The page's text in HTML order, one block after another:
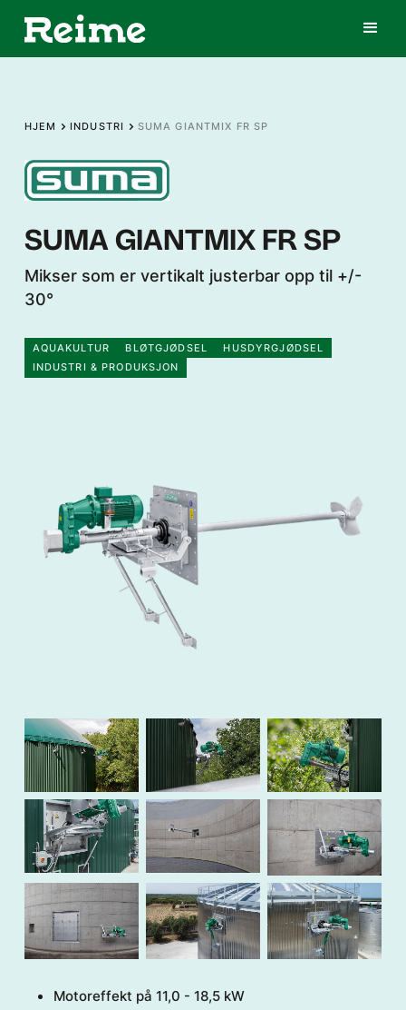
HJEM INDUSTRI SUMA GIANTMIX FR SP
SUMA GIANTMIX FR SP
Mikser som er vertikalt justerbar opp til +/-
30°
AQUAKULTUR BLØTGJØDSEL
HUSDYRGJØDSEL
INDUSTRI & PRODUKSJON
Motoreffekt på 11,0 - 18,5 kW